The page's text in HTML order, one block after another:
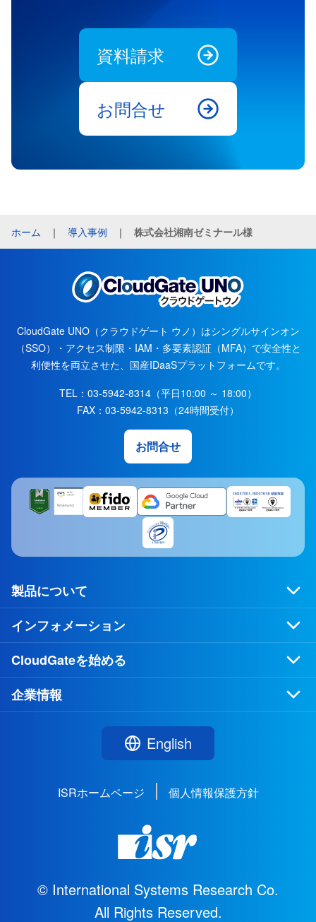
資料請求
お問合せ
ホーム ｜ 導入事例 ｜ 株式会社湘南ゼミナール様
CloudGate UNO（クラウドゲート ウノ）はシングルサインオン
（SSO）・アクセス制限・IAM・多要素認証（MFA）で安全性と
利便性を両立させた、国産IDaaSプラットフォームです。
TEL： 03-5942-8314 （平日10:00 ～ 18:00）
FAX： 03-5942-8313 （24時間受付）
お問合せ
製品について
インフォメーション
CloudGateを始める
企業情報
English
ISRホームページ 個人情報保護方針
© International Systems Research Co.
All Rights Reserved.